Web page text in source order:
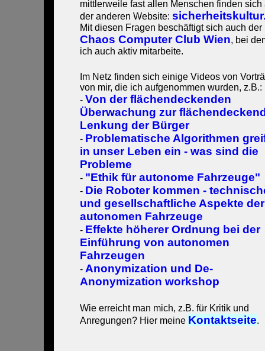
mittlerweile fast allen Menschen finden sich
der anderen Website:
Mit diesen Fragen beschäftigt sich auch der
Chaos Computer Club Wien, bei
ich auch aktiv mitarbeite.
Im Netz finden sich einige Videos von
von mir, die ich aufgenommen wurden, z.B.:
-Von der flächendeckenden
Überwachung zur
Lenkung der Bürger
- Problematische Algorithmen
in unser Leben ein - was sind die
Probleme
- "Ethik für autonome Fahrzeuge"
- Die Roboter kommen -
und gesellschaftliche Aspekte der
autonomen Fahrzeuge
- Effekte höherer Ordnung bei der
Einführung von autonomen
Fahrzeugen
- Anonymization und De-
Anonymization workshop
Wie erreicht man mich, z.B. für Kritik und
Anregungen? Hier meine Kontaktseite.